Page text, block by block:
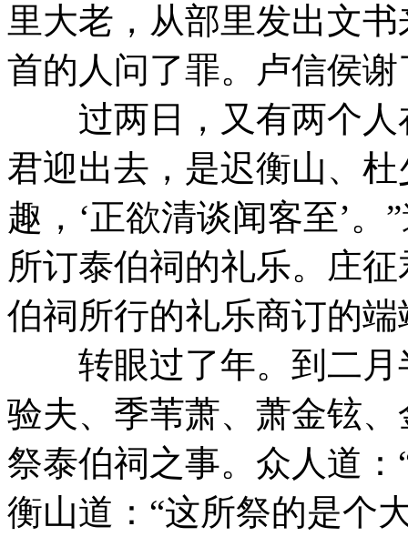
里大老，从部里发出文
首的人问了罪。卢信侯
过两日，又有两个人
君迎出去，是迟衡山、
趣，‘正欲清谈闻客至’
所订泰伯祠的礼乐。庄
伯祠所行的礼乐商订的
转眼过了年。到二月
验夫、季苇萧、萧金铉
祭泰伯祠之事。众人道
衡山道：“这所祭的是个